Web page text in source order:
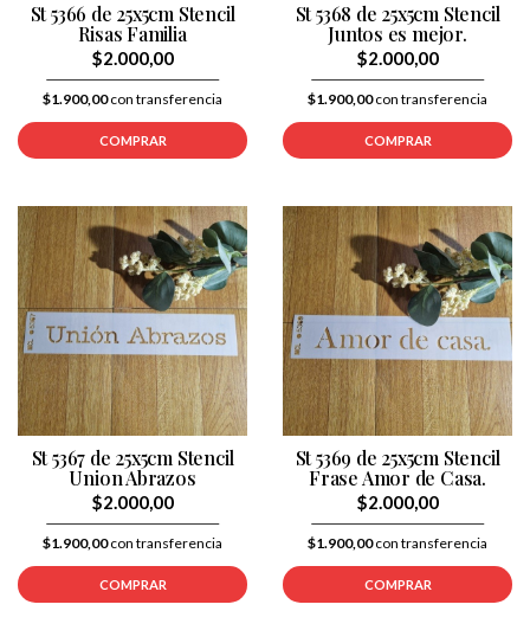
St 5366 de 25x5cm Stencil
Risas Familia
$2.000,00
$1.900,00con transferencia
COMPRAR
St 5368 de 25x5cm Stencil
Juntos es mejor.
$2.000,00
$1.900,00con transferencia
COMPRAR
St 5367 de 25x5cm Stencil
Union Abrazos
$2.000,00
$1.900,00con transferencia
COMPRAR
St 5369 de 25x5cm Stencil
Frase Amor de Casa.
$2.000,00
$1.900,00con transferencia
COMPRAR